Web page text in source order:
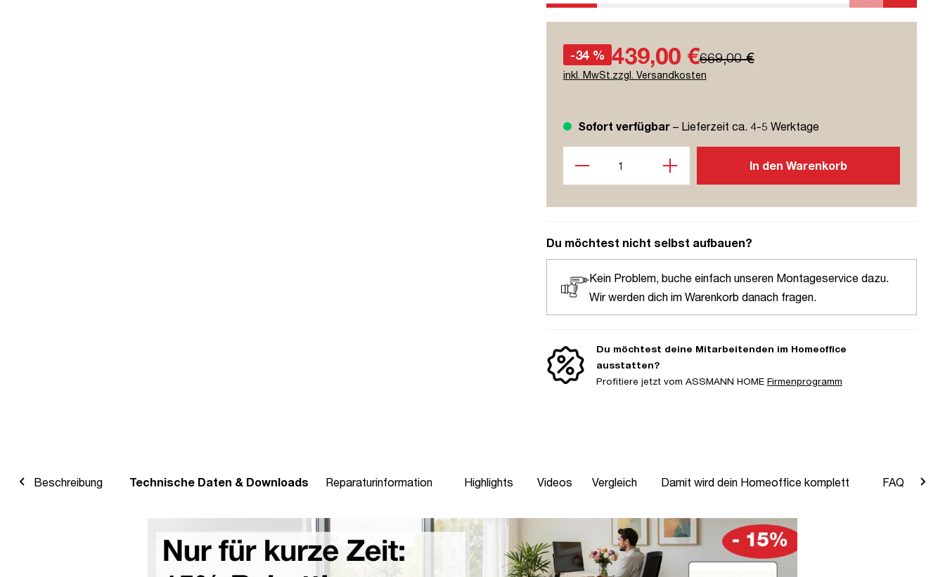
-34 % 439,00 €669,00 €
inkl. MwSt.zzgl. Versandkosten
Sofort verfügbar– Lieferzeit ca. 4-5 Werktage
In den Warenkorb
Du möchtest nicht selbst aufbauen?
Kein Problem, buche einfach unseren Montageservice dazu.
Wir werden dich im Warenkorb danach fragen.
Du möchtest deine Mitarbeitenden im Homeoffice
ausstatten?
Profitiere jetzt vom ASSMANN HOME Firmenprogramm
Beschreibung Technische Daten & Downloads Reparaturinformation Highlights Videos Vergleich Damit wird dein Homeoffice komplett FAQ